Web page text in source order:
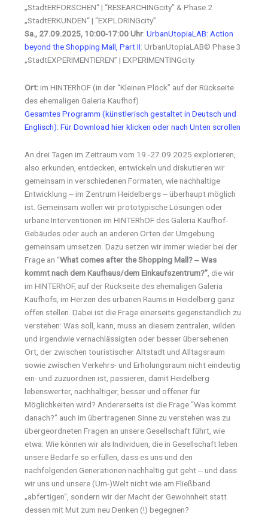
„StadtERFORSCHEN“ | “RESEARCHINGcity” & Phase 2
„StadtERKUNDEN“ | “EXPLORINGcity”
Sa., 27.09.2025, 10:00-17:00 Uhr:UrbanUtopiaLAB: Action
beyond the Shopping Mall, Part II: UrbanUtopiaLAB© Phase 3
„StadtEXPERIMENTIEREN” | EXPERIMENTINGcity
Ort:im HINTERhOF (in der “Kleinen Plöck” auf der Rückseite
des ehemaligen Galeria Kaufhof)
Gesamtes Programm (künstlerisch gestaltet in Deutsch und
Englisch): Für Download hier klicken oder nach Unten scrollen
An drei Tagen im Zeitraum vom 19.-27.09.2025 explorieren,
also erkunden, entdecken, entwickeln und diskutieren wir
gemeinsam in verschiedenen Formaten, wie nachhaltige
Entwicklung ‒ im Zentrum Heidelbergs ‒ überhaupt möglich
ist. Gemeinsam wollen wir prototypische Lösungen oder
urbane Interventionen im HINTERhOF des Galeria Kaufhof-
Gebäudes oder auch an anderen Orten der Umgebung
gemeinsam umsetzen. Dazu setzen wir immer wieder bei der
Frage an “What comes after the Shopping Mall? ‒ Was
kommt nach dem Kaufhaus/dem Einkaufszentrum?” , die wir
im HINTERhOF, auf der Rückseite des ehemaligen Galeria
Kaufhofs, im Herzen des urbanen Raums in Heidelberg ganz
offen stellen. Dabei ist die Frage einerseits gegenständlich zu
verstehen: Was soll, kann, muss an diesem zentralen, wilden
und irgendwie vernachlässigten oder besser übersehenen
Ort, der zwischen touristischer Altstadt und Alltagsraum
sowie zwischen Verkehrs- und Erholungsraum nicht eindeutig
ein- und zuzuordnen ist, passieren, damit Heidelberg
lebenswerter, nachhaltiger, besser und offener für
Möglichkeiten wird? Andererseits ist die Frage “Was kommt
danach?” auch im übertragenen Sinne zu verstehen was zu
übergeordneten Fragen an unsere Gesellschaft führt, wie
etwa: Wie können wir als Individuen, die in Gesellschaft leben
unsere Bedarfe so erfüllen, dass es uns und den
nachfolgenden Generationen nachhaltig gut geht ‒ und dass
wir uns und unsere (Um-)Welt nicht wie am Fließband
„abfertigen“, sondern wir der Macht der Gewohnheit statt
dessen mit Mut zum neu Denken (!) begegnen?